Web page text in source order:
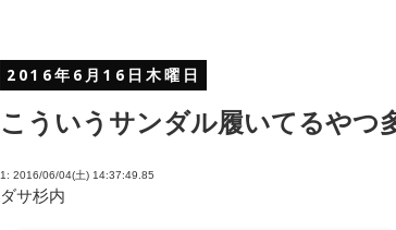
2016年6月16日木曜日
こういうサンダル履いてるやつ
1: 2016/06/04(土) 14:37:49.85
ダサ杉内